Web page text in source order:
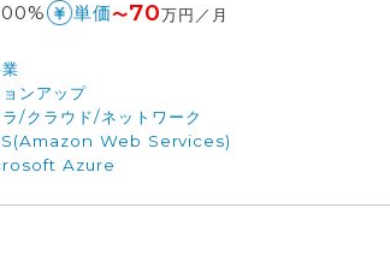
単価〜70万円／月
ンアップ
/クラウド/ネットワーク
Web Services)
Azure